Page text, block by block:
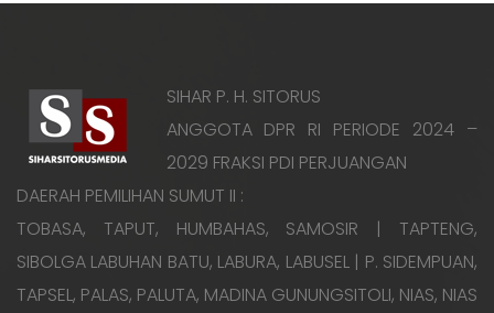
SIHAR P. H. SITORUS
ANGGOTA DPR RI PERIODE 2024 –
2029 FRAKSI PDI PERJUANGAN
DAERAH PEMILIHAN SUMUT II :
TOBASA, TAPUT, HUMBAHAS, SAMOSIR | TAPTENG,
SIBOLGA LABUHAN BATU, LABURA, LABUSEL | P. SIDEMPUAN,
TAPSEL, PALAS, PALUTA, MADINA GUNUNGSITOLI, NIAS, NIAS